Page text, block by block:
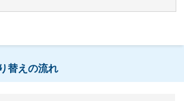
替えの流れ